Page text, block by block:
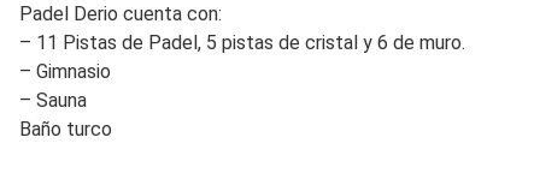
Padel Derio cuenta con:
– 11 Pistas de Padel, 5 pistas de cristal y 6 de muro.
– Gimnasio
– Sauna
Baño turco